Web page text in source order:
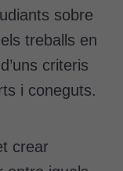
sobre
treballs en
criteris
i coneguts.
crear